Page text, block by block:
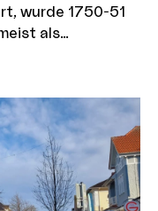
wurde 1750-51
als
erstreckt
Auf dem
historische
und Reedern.